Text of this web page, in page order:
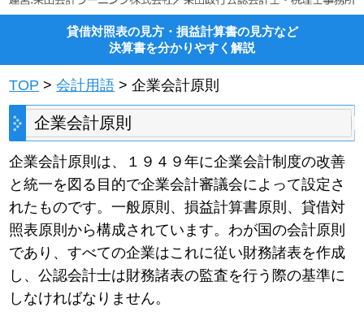
貸借対照表の見方・損益計算書の見方など
決算書を分かりやすく解説
TOP >会計用語 > 企業会計原則
企業会計原則
企業会計原則は、１９４９年に企業会計制度の改善
と統一を図る目的で企業会計審議会によって設定さ
れたものです。一般原則、損益計算書原則、貸借対
照表原則から構成されています。わが国の会計原則
であり、すべての企業はこれに従い財務諸表を作成
し、公認会計士は財務諸表の監査を行う際の基準に
しなければなりません。